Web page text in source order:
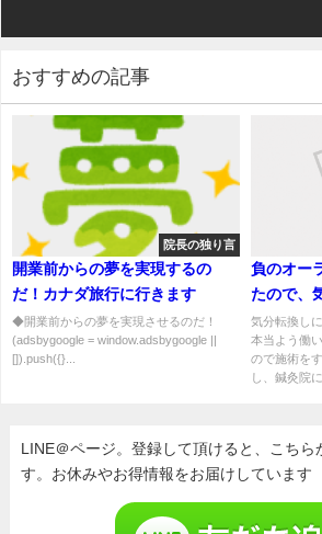
おすすめの記事
院長の独り言
開業前からの夢を実現するの
だ！カナダ旅行に行きます
◆開業前からの夢を実現させるのだ！
(adsbygoogle = window.adsbygoogle ||
[]).push({}...
負のオー
たので、
気分転換し
本当よう働
ので施術を
し、鍼灸院
LINE＠ページ。登録して頂けると、こちら
す。お休みやお得情報をお届けしています